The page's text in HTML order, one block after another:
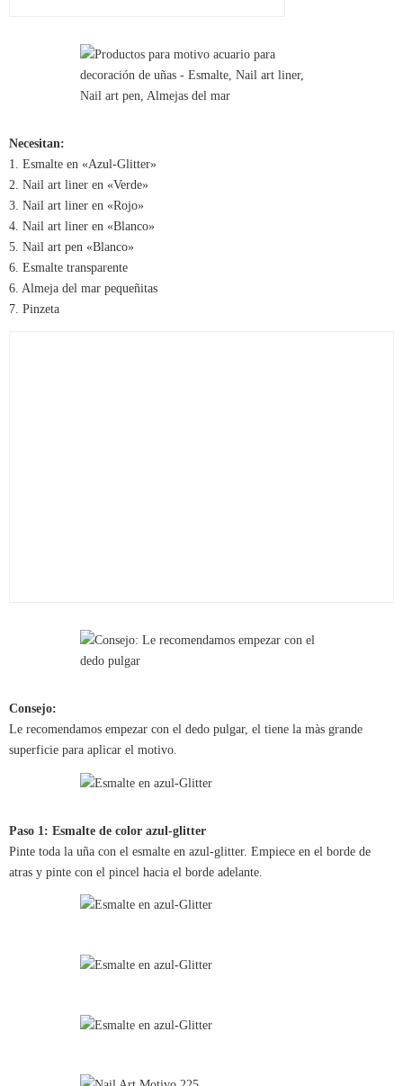
Necesitan:
1. Esmalte en «Azul-Glitter»
2. Nail art liner en «Verde»
3. Nail art liner en «Rojo»
4. Nail art liner en «Blanco»
5. Nail art pen «Blanco»
6. Esmalte transparente
6. Almeja del mar pequeñitas
7. Pinzeta
Consejo:
Le recomendamos empezar con el dedo pulgar, el tiene la màs grande
superficie para aplicar el motivo.
Paso 1: Esmalte de color azul-glitter
Pinte toda la uña con el esmalte en azul-glitter. Empiece en el borde de
atras y pinte con el pincel hacia el borde adelante.